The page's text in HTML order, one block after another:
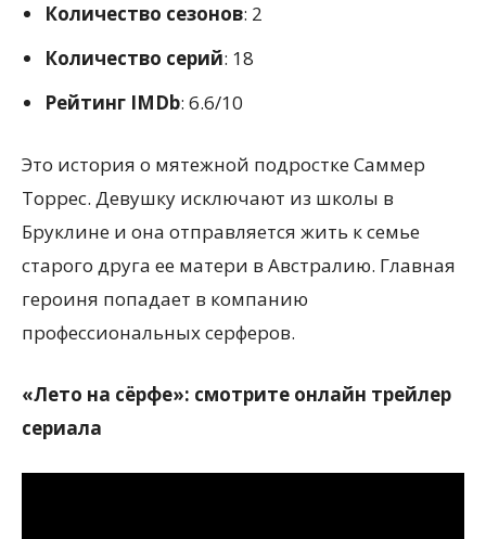
Количество сезонов: 2
Количество серий: 18
Рейтинг IMDb: 6.6/10
Это история о мятежной подростке Саммер
Торрес. Девушку исключают из школы в
Бруклине и она отправляется жить к семье
старого друга ее матери в Австралию. Главная
героиня попадает в компанию
профессиональных серферов.
«Лето на сёрфе»: смотрите онлайн трейлер
сериала